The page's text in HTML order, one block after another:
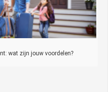
wat zijn jouw voordelen?